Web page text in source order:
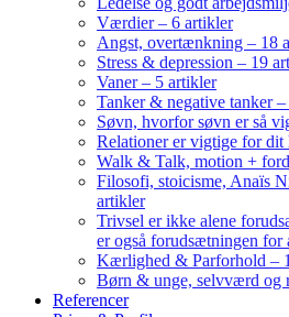
Værdier – 6 artikler
Angst, overtænkning – 18
Stress & depression – 19
Vaner – 5 artikler
Tanker & negative tanker
Søvn, hvorfor søvn er så
Relationer er vigtige for dit
Walk & Talk, motion +
Filosofi, stoicisme, Anaïs
artikler
Trivsel er ikke alene
er også forudsætningen for
Kærlighed & Parforhold –
Børn & unge, selvværd og
Referencer